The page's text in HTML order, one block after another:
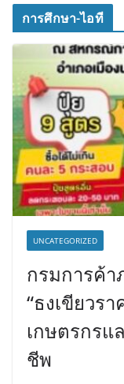
การศึกษา-ไอที
UNCATEGORIZED
กรมการค้า
“ธงเขียวร
เกษตรกรแ
ชีพ